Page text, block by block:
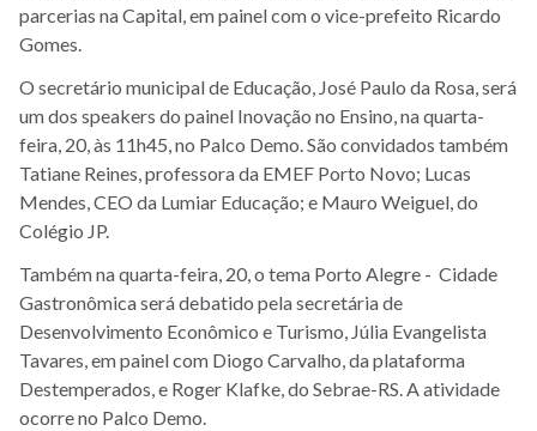
parcerias na Capital, em painel com o vice-prefeito Ricardo
Gomes.
O secretário municipal de Educação, José Paulo da Rosa, será
um dos speakers do painel Inovação no Ensino, na quarta-
feira, 20, às 11h45, no Palco Demo. São convidados também
Tatiane Reines, professora da EMEF Porto Novo; Lucas
Mendes, CEO da Lumiar Educação; e Mauro Weiguel, do
Colégio JP.
Também na quarta-feira, 20, o tema Porto Alegre - Cidade
Gastronômica será debatido pela secretária de
Desenvolvimento Econômico e Turismo, Júlia Evangelista
Tavares, em painel com Diogo Carvalho, da plataforma
Destemperados, e Roger Klafke, do Sebrae-RS. A atividade
ocorre no Palco Demo.